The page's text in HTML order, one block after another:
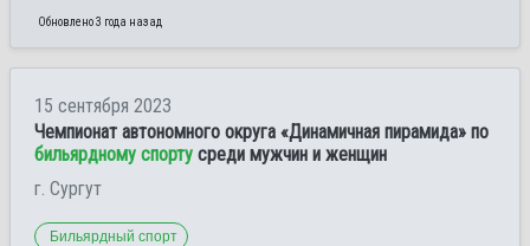
Обновлено 3 года назад
15 сентября 2023
Чемпионат автономного округа «Динамичная пирамида» по
бильярдному спорту среди мужчин и женщин
г. Сургут
Бильярдный спорт